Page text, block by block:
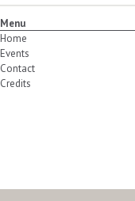
Menu
Home
Events
Contact
Credits